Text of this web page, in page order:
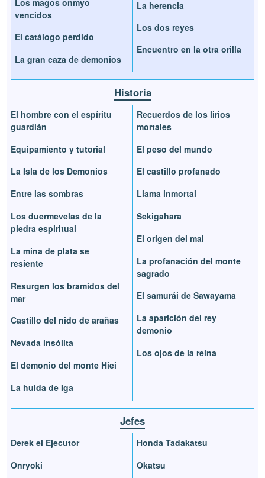
vencidos
El catálogo perdido
La gran caza de demonios
La herencia
Los dos reyes
Encuentro en la otra orilla
Historia
El hombre con el espíritu
guardián
Equipamiento y tutorial
La Isla de los Demonios
Entre las sombras
Los duermevelas de la
piedra espiritual
La mina de plata se
resiente
Resurgen los bramidos del
mar
Castillo del nido de arañas
Nevada insólita
El demonio del monte Hiei
La huida de Iga
Recuerdos de los lirios
mortales
El peso del mundo
El castillo profanado
Llama inmortal
Sekigahara
El origen del mal
La profanación del monte
sagrado
El samurái de Sawayama
La aparición del rey
demonio
Los ojos de la reina
Jefes
Derek el Ejecutor
Onryoki
Honda Tadakatsu
Okatsu